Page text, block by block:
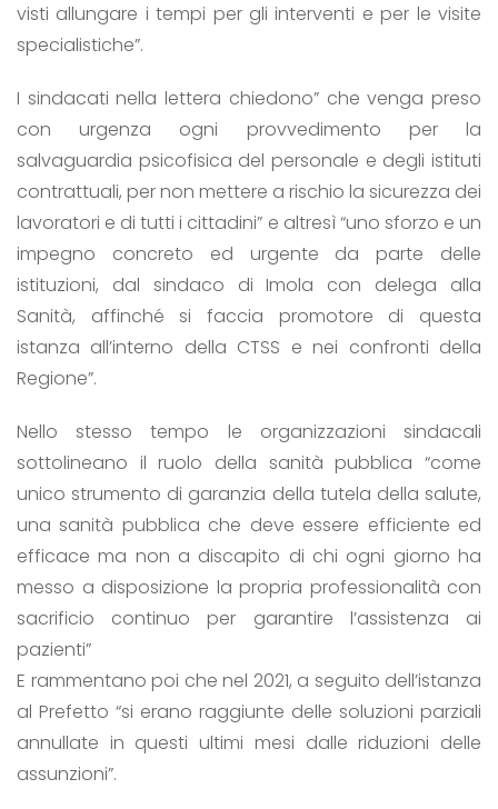
visti allungare i tempi per gli interventi e per le visite
specialistiche”.
I sindacati nella lettera chiedono” che venga preso
con urgenza ogni provvedimento per la
salvaguardia psicofisica del personale e degli istituti
contrattuali, per non mettere a rischio la sicurezza dei
lavoratori e di tutti i cittadini” e altresì “uno sforzo e un
impegno concreto ed urgente da parte delle
istituzioni, dal sindaco di Imola con delega alla
Sanità, affinché si faccia promotore di questa
istanza all’interno della CTSS e nei confronti della
Regione”.
Nello stesso tempo le organizzazioni sindacali
sottolineano il ruolo della sanità pubblica “come
unico strumento di garanzia della tutela della salute,
una sanità pubblica che deve essere efficiente ed
efficace ma non a discapito di chi ogni giorno ha
messo a disposizione la propria professionalità con
sacrificio continuo per garantire l’assistenza ai
pazienti”
E rammentano poi che nel 2021, a seguito dell’istanza
al Prefetto “si erano raggiunte delle soluzioni parziali
annullate in questi ultimi mesi dalle riduzioni delle
assunzioni”.